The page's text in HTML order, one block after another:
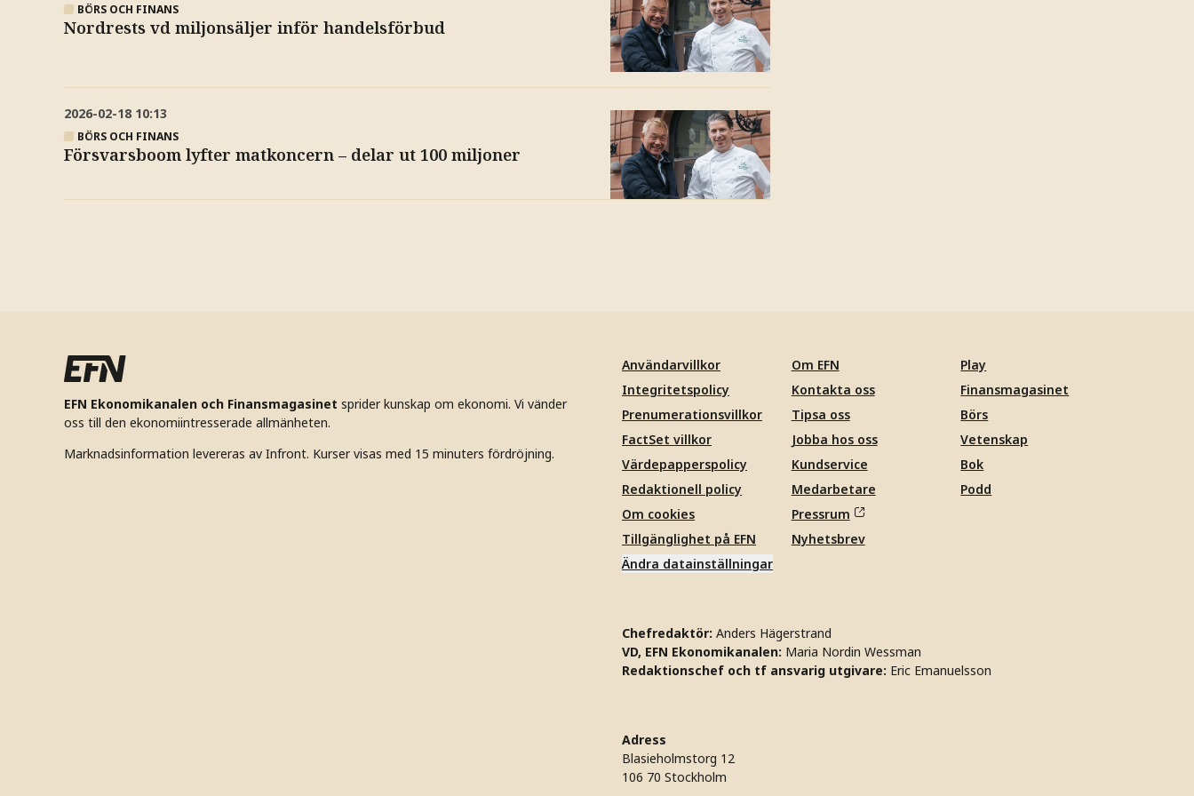
BÖRS OCH FINANS
Nordrests vd miljonsäljer inför handelsförbud
2026-02-18 10:13
BÖRS OCH FINANS
Försvarsboom lyfter matkoncern – delar ut 100 miljoner
EFN Ekonomikanalen och Finansmagasinet sprider kunskap om ekonomi. Vi vänder
oss till den ekonomiintresserade allmänheten.
Marknadsinformation levereras av Infront. Kurser visas med 15 minuters fördröjning.
Användarvillkor
Integritetspolicy
Prenumerationsvillkor
FactSet villkor
Värdepapperspolicy
Redaktionell policy
Om cookies
Tillgänglighet på EFN
Ändra datainställningar
Om EFN
Kontakta oss
Tipsa oss
Jobba hos oss
Kundservice
Medarbetare
Pressrum
Nyhetsbrev
Play
Finansmagasinet
Börs
Vetenskap
Bok
Podd
Chefredaktör: Anders Hägerstrand
VD, EFN Ekonomikanalen: Maria Nordin Wessman
Redaktionschef och tf ansvarig utgivare: Eric Emanuelsson
Adress
Blasieholmstorg 12
106 70 Stockholm